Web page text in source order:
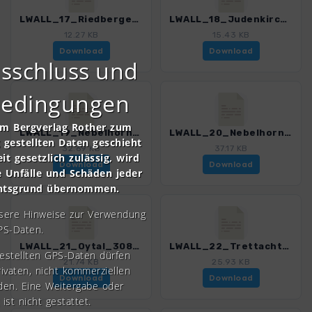
LWALL_17_Riedbergerhorn_3088_5.gpx
12.27 KB
Download
LWALL_18_Judenkirche_3088_5.gpx
15.43 KB
Download
LWALL_19_Nebelhorn-Engeratsgundsee_3088_5.gpx
32.69 KB
Download
LWALL_20_Nebelhorn-Laufbachereck_3088_5.gpx
37.17 KB
Download
LWALL_21_Oytal_3088_5.gpx
21.74 KB
Download
LWALL_22_Trettachtal_3088_5.gpx
25.93 KB
Download
und
Bergverlag Rother zum
Daten geschieht
gesetzlich zulässig, wird
und Schäden jeder
übernommen.
Hinweise zur Verwendung
Daten.
GPS-Daten dürfen
nicht kommerziellen
Eine Weitergabe oder
ist nicht gestattet.